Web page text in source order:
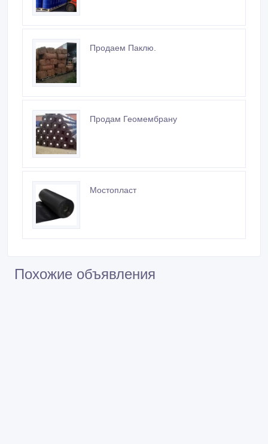
Продаем Паклю.
Продам Геомембрану
Мостопласт
Похожие объявления